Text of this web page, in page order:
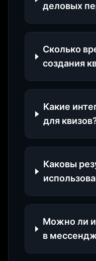
деловых
Сколько
создания
Какие
для
Каковы
Можно ли
в